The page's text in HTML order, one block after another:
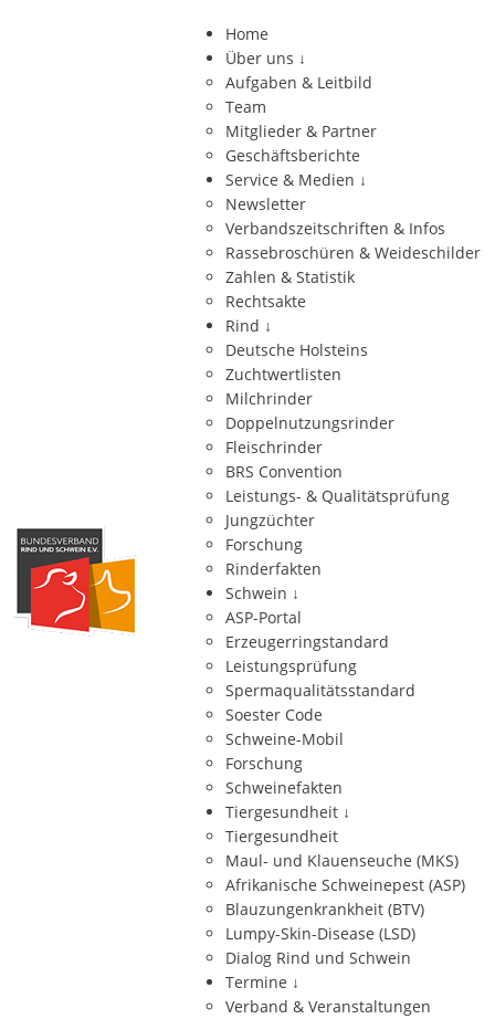
Home
Über uns ↓
Aufgaben & Leitbild
Team
Mitglieder & Partner
Geschäftsberichte
Service & Medien ↓
Newsletter
Verbandszeitschriften & Infos
Rassebroschüren & Weideschilder
Zahlen & Statistik
Rechtsakte
Rind ↓
Deutsche Holsteins
Zuchtwertlisten
Milchrinder
Doppelnutzungsrinder
Fleischrinder
BRS Convention
Leistungs- & Qualitätsprüfung
Jungzüchter
Forschung
Rinderfakten
Schwein ↓
ASP-Portal
Erzeugerringstandard
Leistungsprüfung
Spermaqualitätsstandard
Soester Code
Schweine-Mobil
Forschung
Schweinefakten
Tiergesundheit ↓
Tiergesundheit
Maul- und Klauenseuche (MKS)
Afrikanische Schweinepest (ASP)
Blauzungenkrankheit (BTV)
Lumpy-Skin-Disease (LSD)
Dialog Rind und Schwein
Termine ↓
Verband & Veranstaltungen